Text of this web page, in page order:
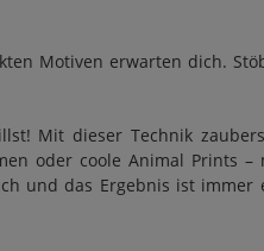
Motiven erwarten dich.
Mit dieser Technik
oder coole Animal Prints
und das Ergebnis ist